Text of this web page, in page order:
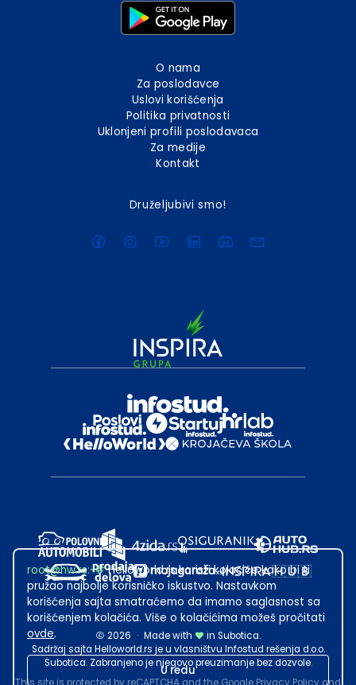
O nama
Za poslodavce
Uslovi korišćenja
Politika privatnosti
Uklonjeni profili poslodavaca
Za medije
Kontakt
Druželjubivi smo!
2026 · Made with
in Subotica.
Sadržaj sajta Helloworld.rs je u vlasništvu Infostud rešenja d.o.o.
Subotica. Zabranjeno je njegovo preuzimanje bez dozvole.
root@hw.rs:~#Helloworld.rs koristi kolačiće kako bi ti
pružao najbolje korisničko iskustvo. Nastavkom
korišćenja sajta smatraćemo da imamo saglasnost sa
korišćenjem kolačića. Više o kolačićima možeš pročitati
ovde.
U redu